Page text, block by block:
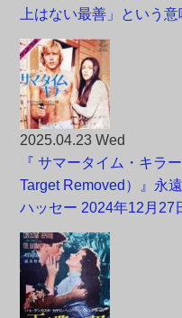
上はない最善」という意
2025.04.23 Wed
『 サマータイム・キラ
Target Removed）』永
ハッセー 2024年12月27